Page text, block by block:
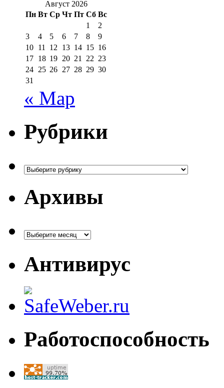
Август 2026
Пн Вт Ср Чт Пт Сб Вс
1
2
3
4 5 6 7 8
9
10 11 12 13 14 15 16
17 18 19 20 21 22 23
24 25 26 27 28 29 30
31
« Мар
Рубрики
Рубрики
Архивы
Антивирус
Работоспособность